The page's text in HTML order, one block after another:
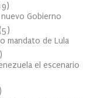
)
Gobierno
5)
mandato de Lula
)
el escenario
)